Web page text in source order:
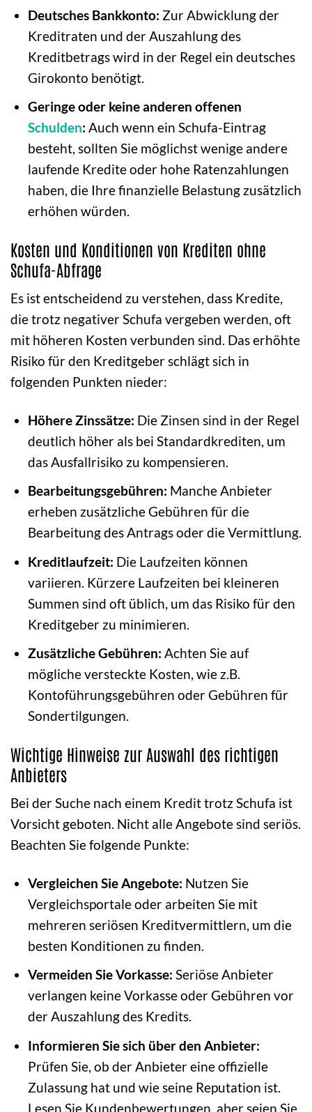
Deutsches Bankkonto: Zur Abwicklung der
Kreditraten und der Auszahlung des
Kreditbetrags wird in der Regel ein deutsches
Girokonto benötigt.
Geringe oder keine anderen offenen
Schulden: Auch wenn ein Schufa-Eintrag
besteht, sollten Sie möglichst wenige andere
laufende Kredite oder hohe Ratenzahlungen
haben, die Ihre finanzielle Belastung zusätzlich
erhöhen würden.
Kosten und Konditionen von Krediten ohne
Schufa-Abfrage
Es ist entscheidend zu verstehen, dass Kredite,
die trotz negativer Schufa vergeben werden, oft
mit höheren Kosten verbunden sind. Das erhöhte
Risiko für den Kreditgeber schlägt sich in
folgenden Punkten nieder:
Höhere Zinssätze: Die Zinsen sind in der Regel
deutlich höher als bei Standardkrediten, um
das Ausfallrisiko zu kompensieren.
Bearbeitungsgebühren: Manche Anbieter
erheben zusätzliche Gebühren für die
Bearbeitung des Antrags oder die Vermittlung.
Kreditlaufzeit: Die Laufzeiten können
variieren. Kürzere Laufzeiten bei kleineren
Summen sind oft üblich, um das Risiko für den
Kreditgeber zu minimieren.
Zusätzliche Gebühren: Achten Sie auf
mögliche versteckte Kosten, wie z.B.
Kontoführungsgebühren oder Gebühren für
Sondertilgungen.
Wichtige Hinweise zur Auswahl des richtigen
Anbieters
Bei der Suche nach einem Kredit trotz Schufa ist
Vorsicht geboten. Nicht alle Angebote sind seriös.
Beachten Sie folgende Punkte:
Vergleichen Sie Angebote: Nutzen Sie
Vergleichsportale oder arbeiten Sie mit
mehreren seriösen Kreditvermittlern, um die
besten Konditionen zu finden.
Vermeiden Sie Vorkasse: Seriöse Anbieter
verlangen keine Vorkasse oder Gebühren vor
der Auszahlung des Kredits.
Informieren Sie sich über den Anbieter:
Prüfen Sie, ob der Anbieter eine offizielle
Zulassung hat und wie seine Reputation ist.
Lesen Sie Kundenbewertungen, aber seien Sie